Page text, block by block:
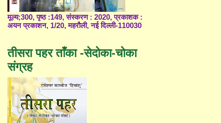
मूल्य;300, पृष्ठ :149, संस्करण : 2020, प्रकाशक :
अयन प्रकाशन, 1/20, महरौली, नई दिल्ली-110030
तीसरा पहर ताँका -सेदोका-चोका
संग्रह